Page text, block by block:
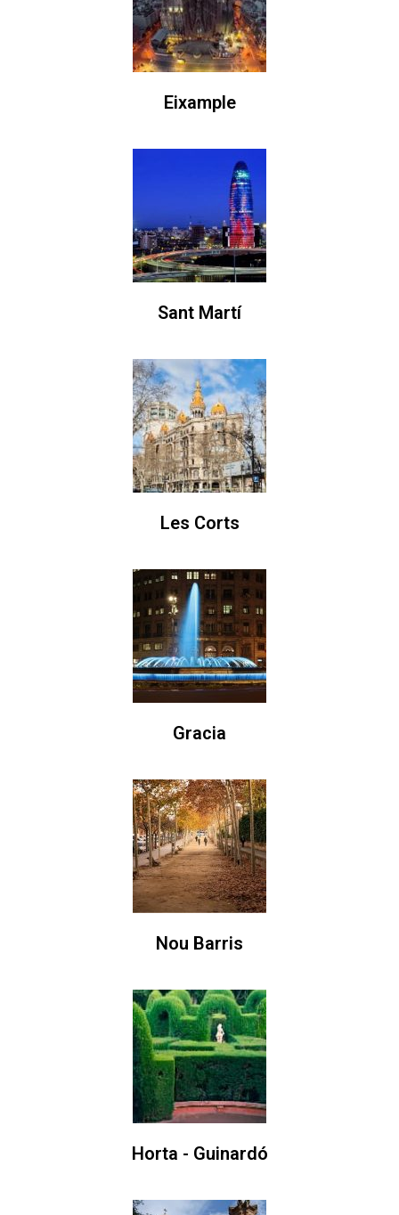
Eixample
Sant Martí
Les Corts
Gracia
Nou Barris
Horta - Guinardó